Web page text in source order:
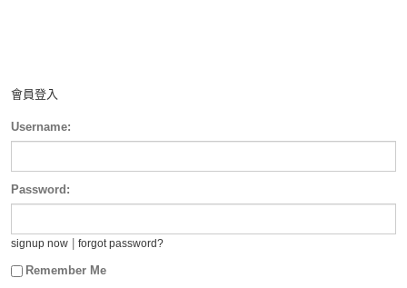
會員登入
Username:
Password:
signup now forgot password?
Remember Me